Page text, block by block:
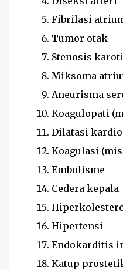
Fibrilasi
Tumor otak
Stenosis
Miksoma
Aneurisma
Koagulopati
Dilatasi
Koagulasi
Embolisme
Cedera kepala
Hipertensi
Endokarditis
Katup